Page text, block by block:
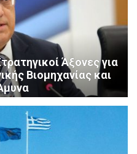
Άξονες για
Βιομηχανίας και